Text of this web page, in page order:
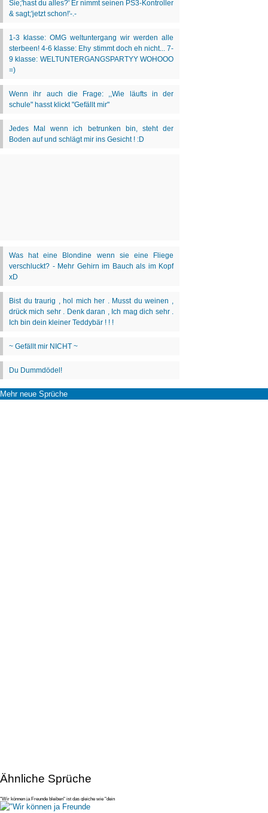
Mehr neue Sprüche
Ähnliche Sprüche
"Wir können ja Freunde bleiben" ist das gleiche wie "dein
Hund ist tot a